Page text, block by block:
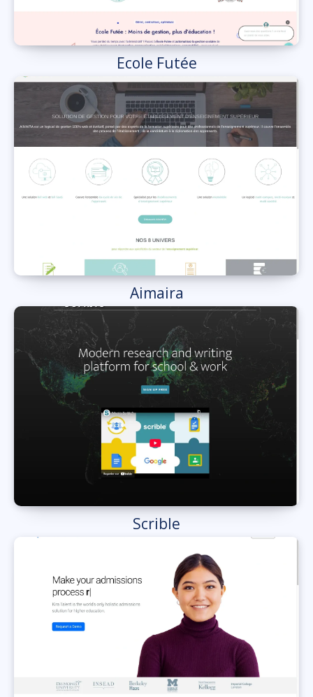
Ecole Futée
Aimaira
Scrible